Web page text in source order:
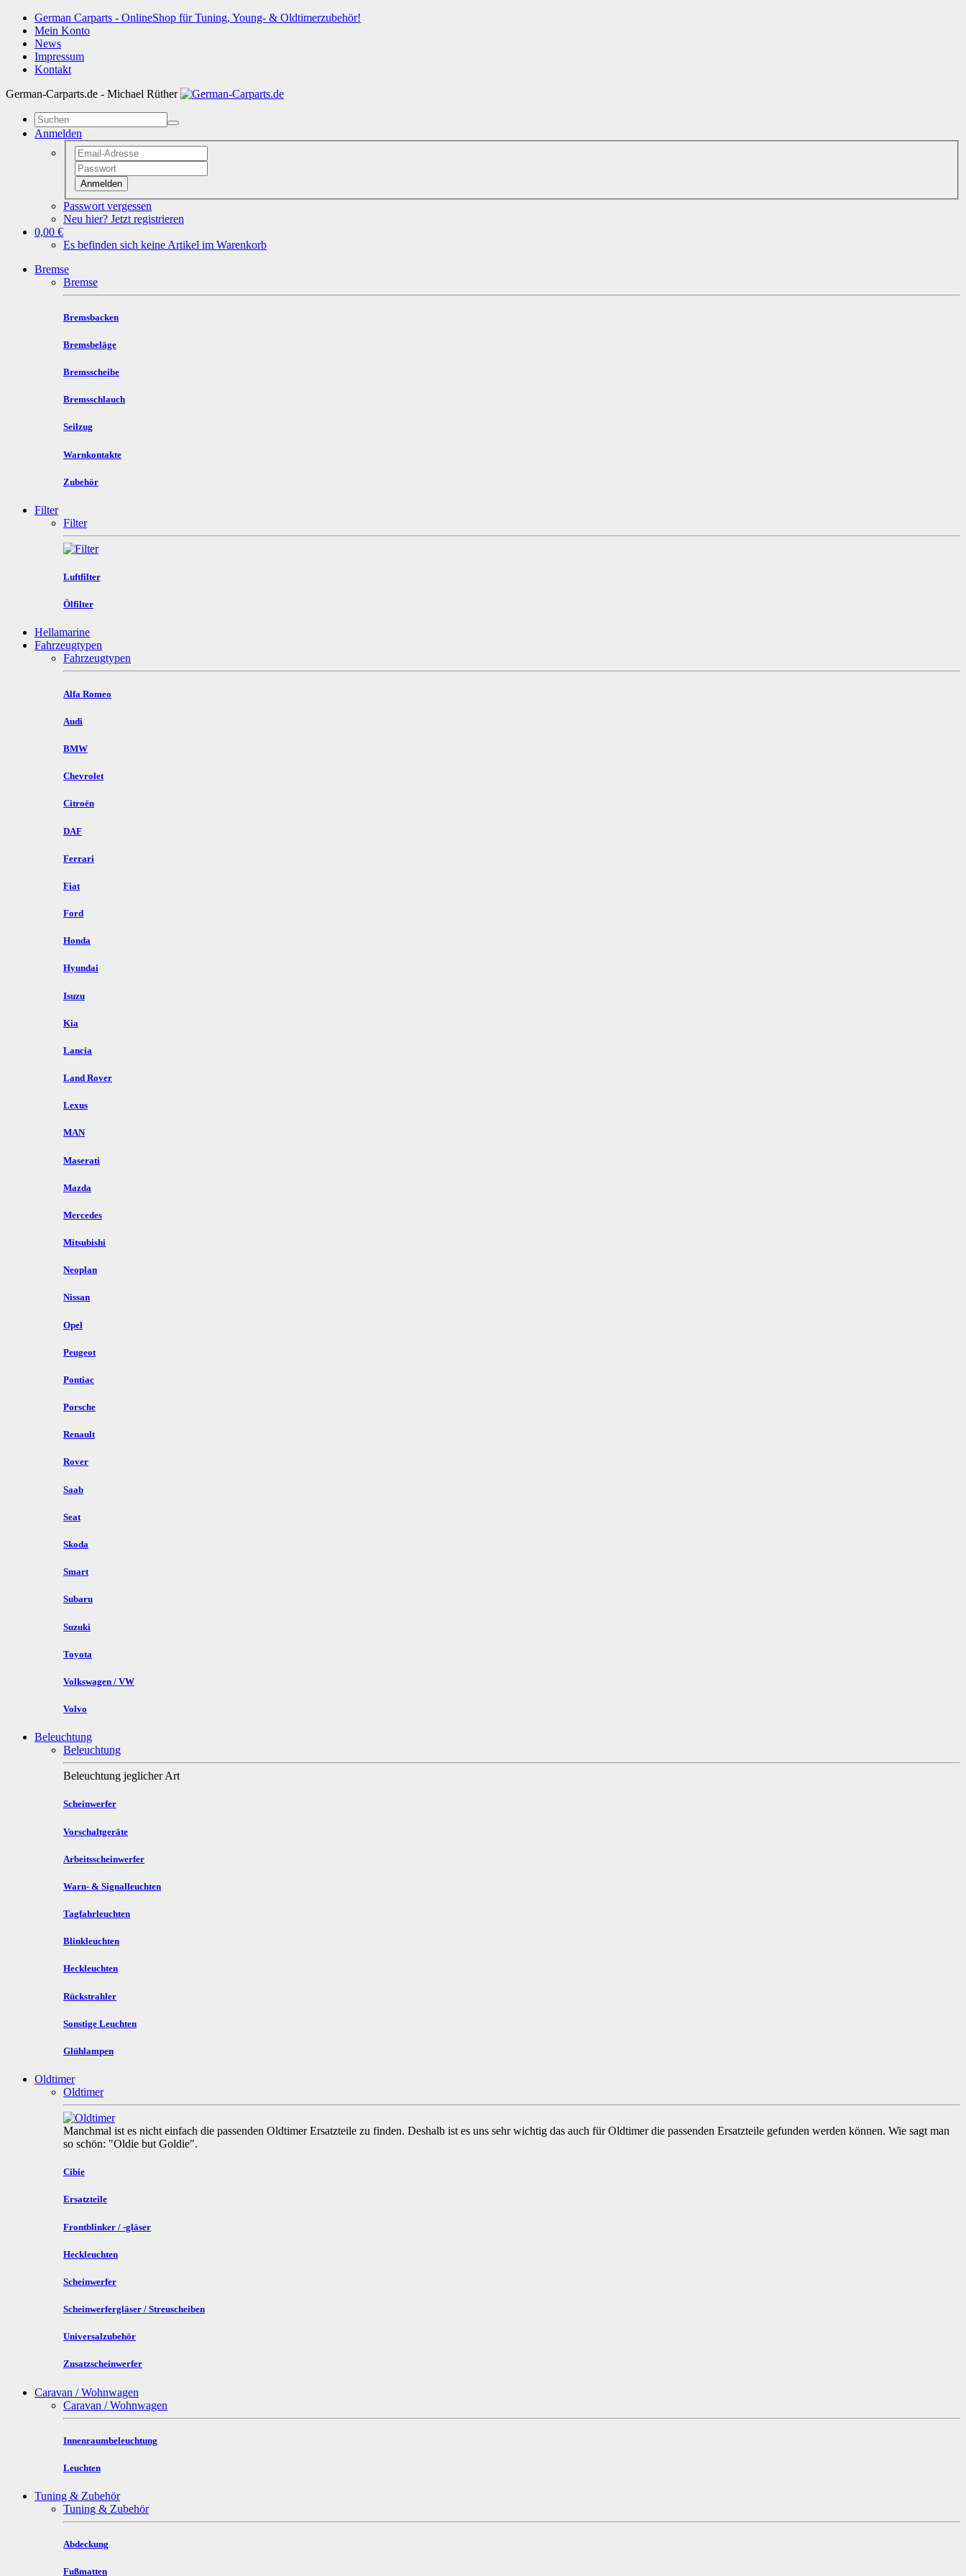
German Carparts - OnlineShop für Tuning, Young- & Oldtimerzubehör!
Mein Konto
News
Impressum
Kontakt
German-Carparts.de - Michael Rüther
Anmelden
Anmelden
Passwort vergessen
Neu hier? Jetzt registrieren
0,00 €
Es befinden sich keine Artikel im Warenkorb
Bremse
Bremse
Bremsbacken
Bremsbeläge
Bremsscheibe
Bremsschlauch
Seilzug
Warnkontakte
Zubehör
Filter
Filter
Luftfilter
Ölfilter
Hellamarine
Fahrzeugtypen
Fahrzeugtypen
Alfa Romeo
Audi
BMW
Chevrolet
Citroën
DAF
Ferrari
Fiat
Ford
Honda
Hyundai
Isuzu
Kia
Lancia
Land Rover
Lexus
MAN
Maserati
Mazda
Mercedes
Mitsubishi
Neoplan
Nissan
Opel
Peugeot
Pontiac
Porsche
Renault
Rover
Saab
Seat
Skoda
Smart
Subaru
Suzuki
Toyota
Volkswagen / VW
Volvo
Beleuchtung
Beleuchtung
Beleuchtung jeglicher Art
Scheinwerfer
Vorschaltgeräte
Arbeitsscheinwerfer
Warn- & Signalleuchten
Tagfahrleuchten
Blinkleuchten
Heckleuchten
Rückstrahler
Sonstige Leuchten
Glühlampen
Oldtimer
Oldtimer
Manchmal ist es nicht einfach die passenden Oldtimer Ersatzteile zu finden. Deshalb ist es uns sehr wichtig das auch für Oldtimer die passenden Ersatzteile gefunden werden können. Wie sagt man
so schön: "Oldie but Goldie".
Cibie
Ersatzteile
Frontblinker / -gläser
Heckleuchten
Scheinwerfer
Scheinwerfergläser / Streuscheiben
Universalzubehör
Zusatzscheinwerfer
Caravan / Wohnwagen
Caravan / Wohnwagen
Innenraumbeleuchtung
Leuchten
Tuning & Zubehör
Tuning & Zubehör
Abdeckung
Fußmatten